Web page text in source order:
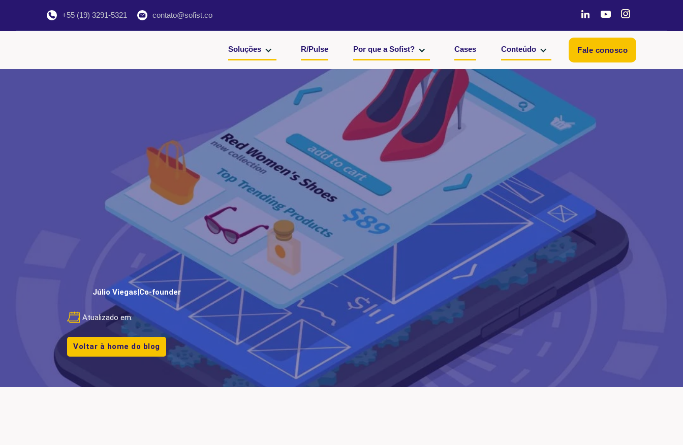
+55 (19) 3291-5321 contato@sofist.co
Soluções R/Pulse Por que a Sofist? Cases Conteúdo Fale conosco
Júlio Viegas|Co-founder
Atualizado em:
Voltar à home do blog